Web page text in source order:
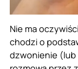
Nie ma
chodzi o
dzwonienie (lub